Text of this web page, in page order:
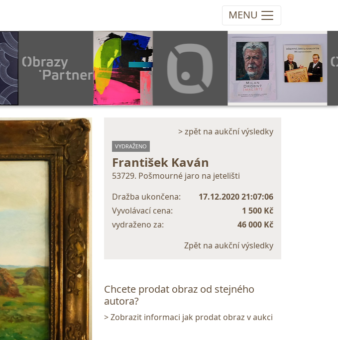
MENU
> zpět na aukční výsledky
VYDRAŽENO
František Kaván
53729. Pošmourné jaro na jetelišti
Dražba ukončena:
17.12.2020 21:07:06
Vyvolávací cena:
1 500 Kč
vydraženo za:
46 000 Kč
Zpět na aukční výsledky
Chcete prodat obraz od stejného
autora?
> Zobrazit informaci jak prodat obraz v aukci